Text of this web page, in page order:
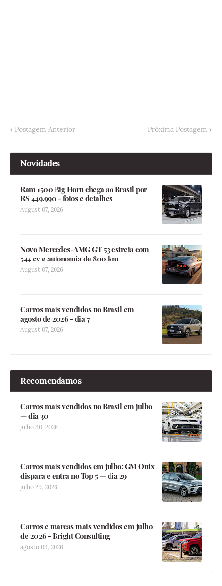
Postagem Anterior Próxima Postagem
Novidades
Ram 1500 Big Horn chega ao Brasil por
R$ 449.990 - fotos e detalhes
August 07, 2026
Novo Mercedes-AMG GT 53 estreia com
544 cv e autonomia de 800 km
August 07, 2026
Carros mais vendidos no Brasil em
agosto de 2026 - dia 7
August 07, 2026
Recomendamos
Carros mais vendidos no Brasil em julho
— dia 30
julho 30, 2026
Carros mais vendidos em julho: GM Onix
dispara e entra no Top 5 — dia 29
julho 29, 2026
Carros e marcas mais vendidos em julho
de 2026 - Bright Consulting
agosto 03, 2026